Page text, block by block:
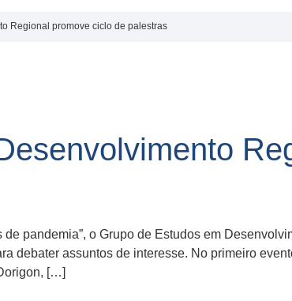
Regional promove ciclo de palestras
pandemia”, o Grupo de Estudos em
debater assuntos de interesse. No primeiro
[…]